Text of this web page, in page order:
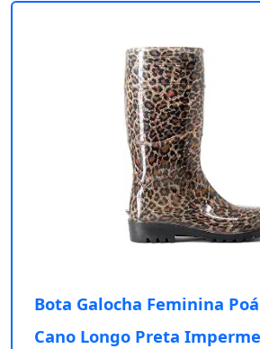
Bota Galocha Feminina
Cano Longo Preta